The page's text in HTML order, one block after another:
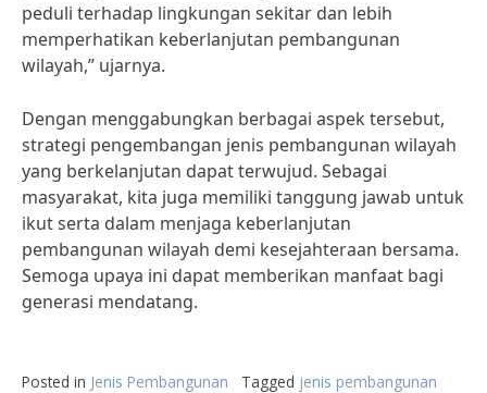
peduli terhadap lingkungan sekitar dan lebih
memperhatikan keberlanjutan pembangunan
wilayah,” ujarnya.
Dengan menggabungkan berbagai aspek tersebut,
strategi pengembangan jenis pembangunan wilayah
yang berkelanjutan dapat terwujud. Sebagai
masyarakat, kita juga memiliki tanggung jawab untuk
ikut serta dalam menjaga keberlanjutan
pembangunan wilayah demi kesejahteraan bersama.
Semoga upaya ini dapat memberikan manfaat bagi
generasi mendatang.
Posted in Jenis Pembangunan Tagged jenis pembangunan